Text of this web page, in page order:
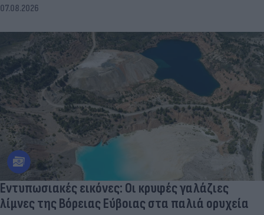
07.08.2026
Εντυπωσιακές εικόνες: Οι κρυφές γαλάζιες
λίμνες της Βόρειας Εύβοιας στα παλιά ορυχεία